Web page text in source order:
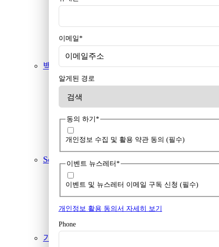
MICROSOFT
한글과컴퓨터
백신·보안
AhnLab
ESTsoft
ESET
symantec
Solution 및 기타
Unity
NETCLIENT
NETHELPER
Time Keeper
기업 보안·자산관리
이메일*
알게된 경로
동의 하기*
개인정보 수집 및 활용 약관 동의 (필수)
이벤트 뉴스레터 *
이벤트 및 뉴스레터 이메일 구독 신청 (필수)
개인정보 활용 동의서 자세히 보기
Phone